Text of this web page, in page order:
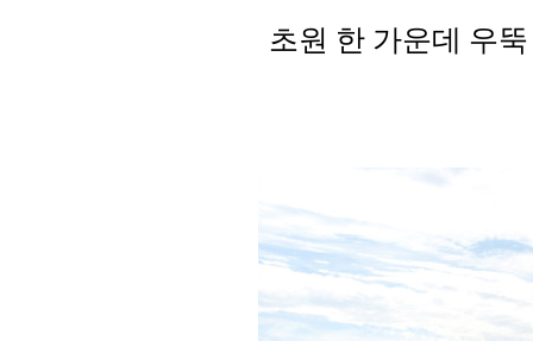
초원 한 가운데 우